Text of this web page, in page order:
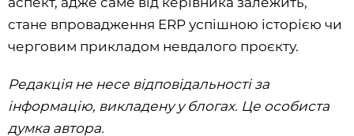
стане впровадження ERP успішною історією чи
черговим прикладом невдалого проєкту.
Редакція не несе відповідальності за
інформацію, викладену у блогах. Це особиста
думка автора.